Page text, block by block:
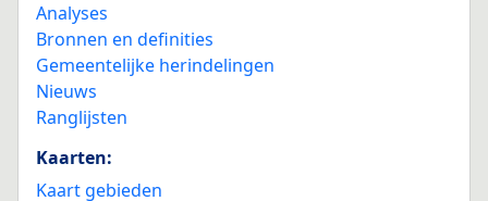
Analyses
Bronnen en definities
Gemeentelijke herindelingen
Nieuws
Ranglijsten
Kaarten:
Kaart gebieden